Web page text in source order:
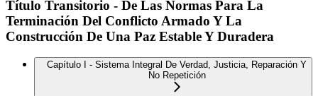
Título Transitorio - De Las Normas Para La
Terminación Del Conflicto Armado Y La
Construcción De Una Paz Estable Y Duradera
Capítulo I - Sistema Integral De Verdad, Justicia, Reparación Y
No Repetición